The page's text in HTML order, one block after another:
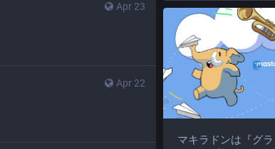
Apr 23
Apr 22
マキラドンは『グ